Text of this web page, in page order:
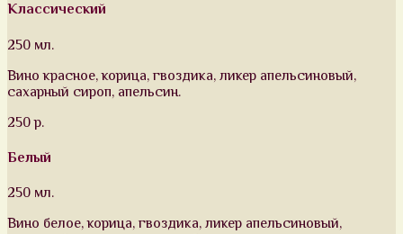
Классический
250 мл.
Вино красное, корица, гвоздика, ликер апельсиновый,
сахарный сироп, апельсин.
250 р.
Белый
250 мл.
Вино белое, корица, гвоздика, ликер апельсиновый,